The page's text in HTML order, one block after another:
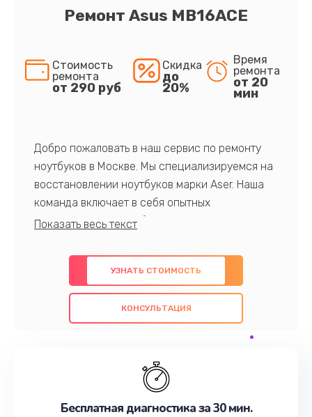
Ремонт Asus MB16ACE
Стоимость
ремонта
от 290 руб
Скидка
до
20%
Время
ремонта
от 20
мин
Добро пожаловать в наш сервис по ремонту
ноутбуков в Москве. Мы специализируемся на
восстановлении ноутбуков марки Aser. Наша
команда включает в себя опытных
профессионалов с обширными знаниями и
предлагаем быстрый и качественный ремонт с
использованием оригинальных компонентов, а
также гарантируем качество всех
проведенных работ. Наша цель - предоставить
наилучшим образом. Не медлите записаться на
УЗНАТЬ СТОИМОСТЬ
КОНСУЛЬТАЦИЯ
Бесплатная диагностика за 30 мин.